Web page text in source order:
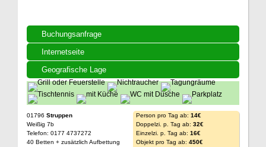
Buchungsanfrage
Internetseite
Geografische Lage
01796 Struppen
Weißig 7b
Telefon: 0177 4737272
40 Betten + zusätzlich Aufbettung
Person pro Tag ab: 14€
Doppelzi. p. Tag ab: 32€
Einzelzi. p. Tag ab: 16€
Objekt pro Tag ab: 450€